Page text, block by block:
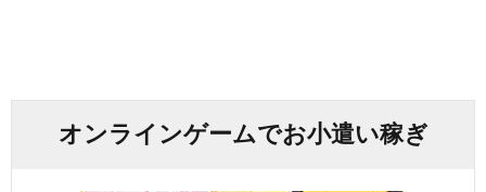
オンラインゲームでお小遣い稼ぎ